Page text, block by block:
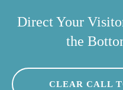
Direct Your
the
CLEAR CALL